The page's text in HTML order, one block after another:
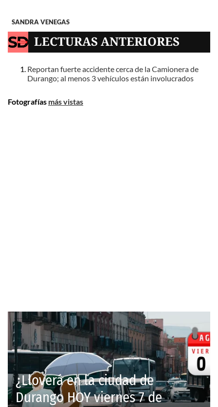
SANDRA VENEGAS
LECTURAS ANTERIORES
Reportan fuerte accidente cerca de la Camionera de
Durango; al menos 3 vehículos están involucrados
Fotografías más vistas